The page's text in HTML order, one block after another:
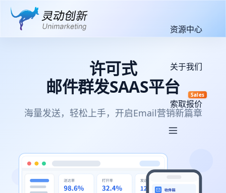
资源中心
关于我们
索取报价
Sales
许可式
邮件群发SAAS平台
海量发送，轻松上手，开启Email营销新篇章